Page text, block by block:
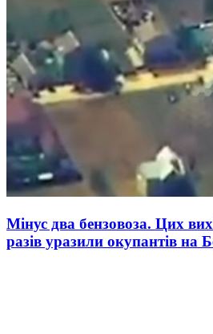
Мінус два бензовоза. Цих
разів уразили окупантів на